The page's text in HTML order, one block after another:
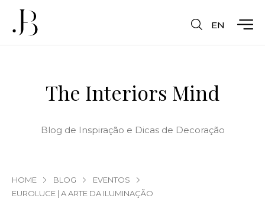
EN
The Interiors Mind
Blog de Inspiração e Dicas de Decoração
HOME BLOG
EVENTOS
EUROLUCE | A ARTE DA ILUMINAÇÃO